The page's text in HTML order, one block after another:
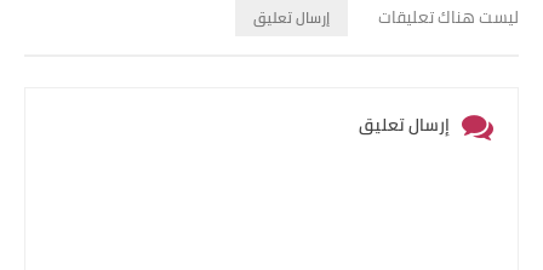
ليست هناك تعليقات إرسال تعليق
إرسال تعليق